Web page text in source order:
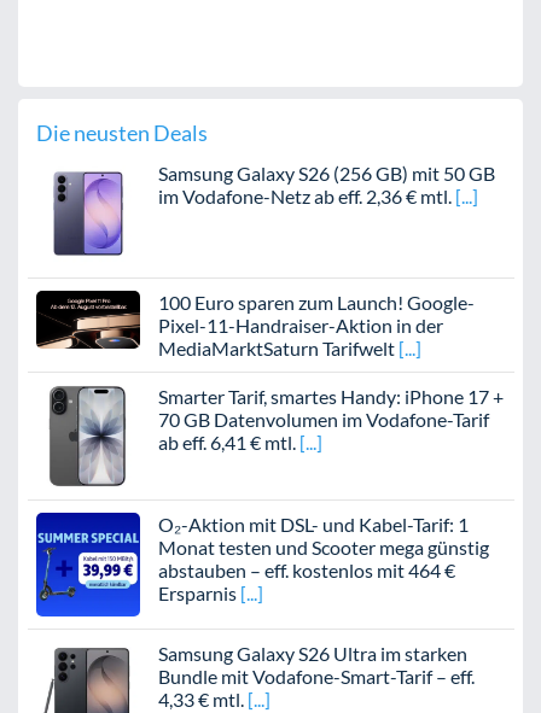
Die neusten Deals
Samsung Galaxy S26 (256 GB) mit 50 GB
im Vodafone-Netz ab eff. 2,36 € mtl.
100 Euro sparen zum Launch! Google-
Pixel-11-Handraiser-Aktion in der
MediaMarktSaturn Tarifwelt
Smarter Tarif, smartes Handy: iPhone 17 +
70 GB Datenvolumen im Vodafone-Tarif
ab eff. 6,41 € mtl.
O₂-Aktion mit DSL- und Kabel-Tarif: 1
Monat testen und Scooter mega günstig
abstauben – eff. kostenlos mit 464 €
Ersparnis
Samsung Galaxy S26 Ultra im starken
Bundle mit Vodafone-Smart-Tarif – eff.
4,33 € mtl.